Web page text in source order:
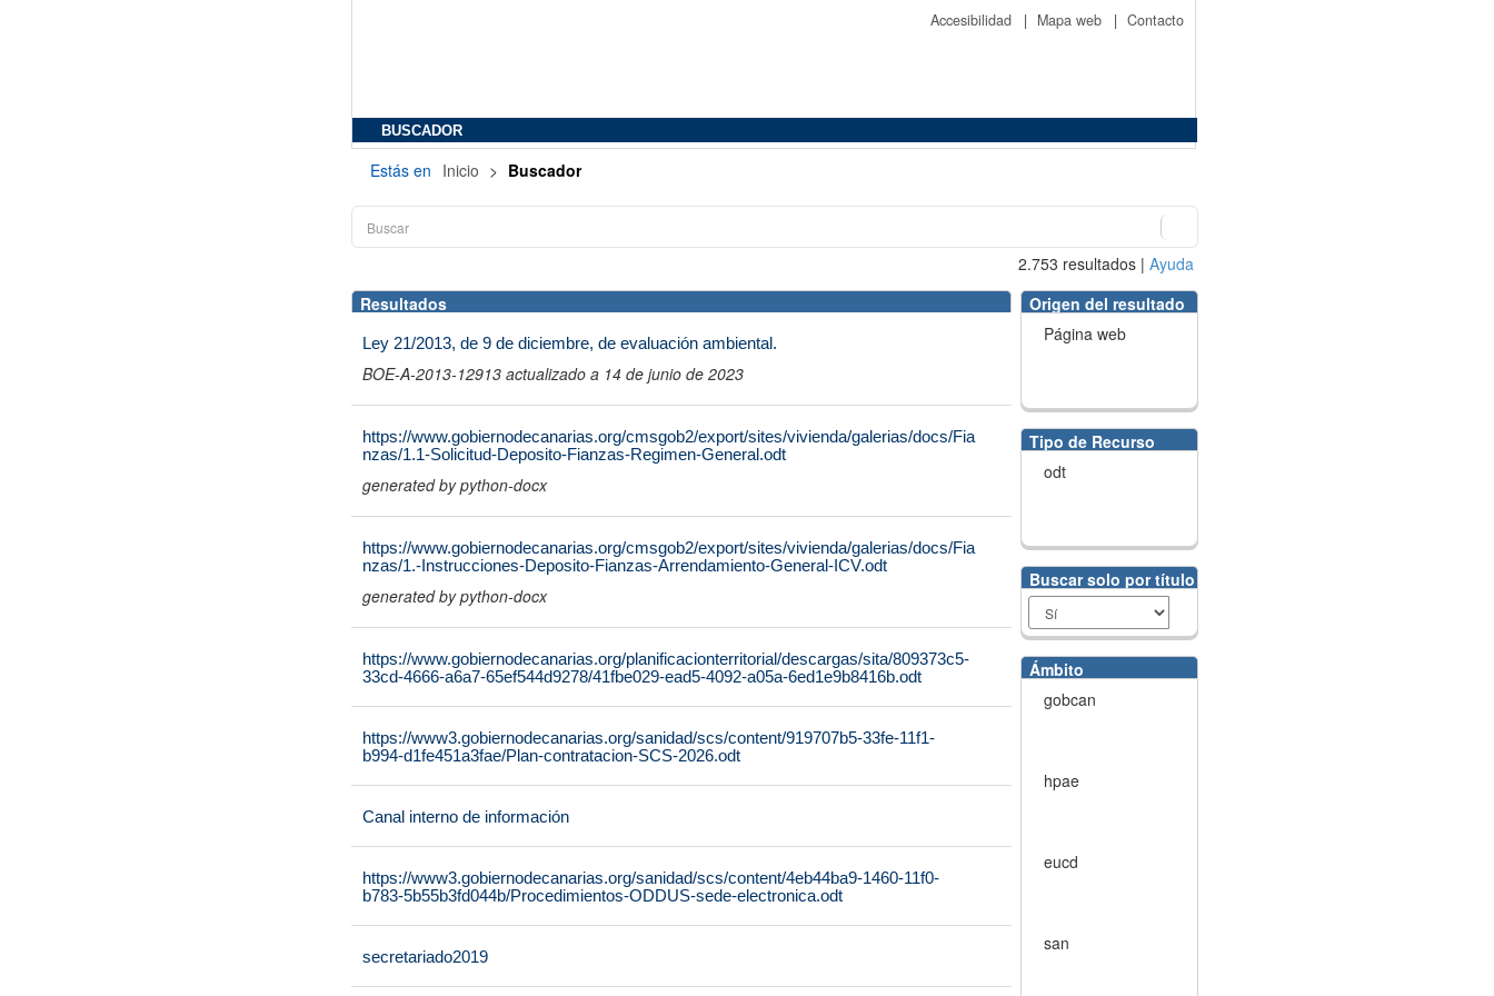
Accesibilidad | Mapa web | Contacto
BUSCADOR
Estás en Inicio > Buscador
2.753 resultados | Ayuda
Resultados
Ley 21/2013, de 9 de diciembre, de evaluación ambiental.
BOE-A-2013-12913 actualizado a 14 de junio de 2023
https://www.gobiernodecanarias.org/cmsgob2/export/sites/vivienda/galerias/docs/Fia
nzas/1.1-Solicitud-Deposito-Fianzas-Regimen-General.odt
generated by python-docx
https://www.gobiernodecanarias.org/cmsgob2/export/sites/vivienda/galerias/docs/Fia
nzas/1.-Instrucciones-Deposito-Fianzas-Arrendamiento-General-ICV.odt
generated by python-docx
https://www.gobiernodecanarias.org/planificacionterritorial/descargas/sita/809373c5-
33cd-4666-a6a7-65ef544d9278/41fbe029-ead5-4092-a05a-6ed1e9b8416b.odt
https://www3.gobiernodecanarias.org/sanidad/scs/content/919707b5-33fe-11f1-
b994-d1fe451a3fae/Plan-contratacion-SCS-2026.odt
Canal interno de información
https://www3.gobiernodecanarias.org/sanidad/scs/content/4eb44ba9-1460-11f0-
b783-5b55b3fd044b/Procedimientos-ODDUS-sede-electronica.odt
secretariado2019
Origen del resultado
Página web
Tipo de Recurso
odt
Buscar solo por título
Ámbito
gobcan
hpae
eucd
san